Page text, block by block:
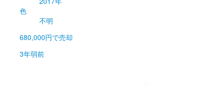
色
不明
680,000円で売却
3年弱前